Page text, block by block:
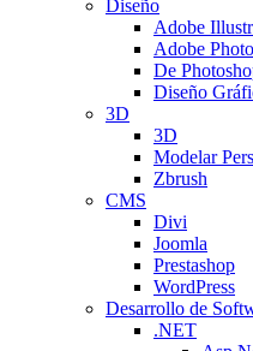
Diseño
Adobe
Adobe
De
Diseño
3D
3D
Modelar
Zbrush
CMS
Divi
Joomla
Prestashop
WordPress
Desarrollo de
.NET